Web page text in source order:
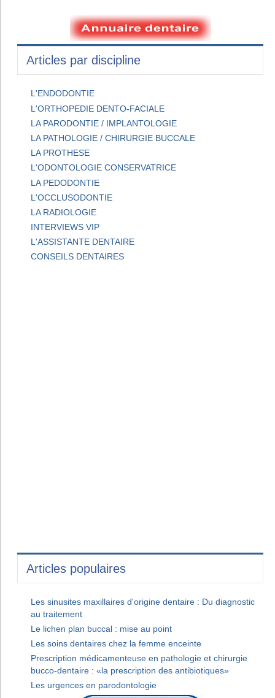
Articles par discipline
L'ENDODONTIE
L'ORTHOPEDIE DENTO-FACIALE
LA PARODONTIE / IMPLANTOLOGIE
LA PATHOLOGIE / CHIRURGIE BUCCALE
LA PROTHESE
L'ODONTOLOGIE CONSERVATRICE
LA PEDODONTIE
L'OCCLUSODONTIE
LA RADIOLOGIE
INTERVIEWS VIP
L'ASSISTANTE DENTAIRE
CONSEILS DENTAIRES
Articles populaires
Les sinusites maxillaires d'origine dentaire : Du diagnostic
au traitement
Le lichen plan buccal : mise au point
Les soins dentaires chez la femme enceinte
Prescription médicamenteuse en pathologie et chirurgie
bucco-dentaire : «la prescription des antibiotiques»
Les urgences en parodontologie